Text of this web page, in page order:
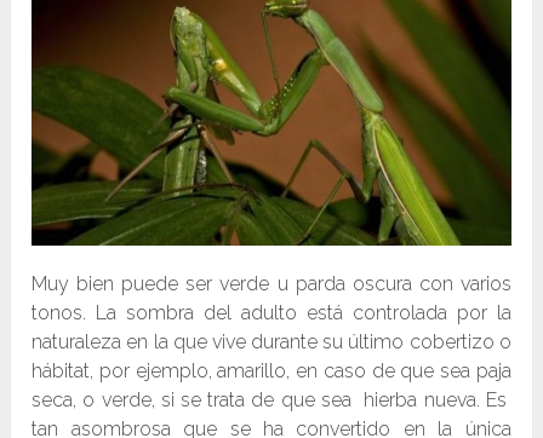
Muy bien puede ser verde u parda oscura con varios
tonos. La sombra del adulto está controlada por la
naturaleza en la que vive durante su último cobertizo o
hábitat, por ejemplo, amarillo, en caso de que sea paja
seca, o verde, si se trata de que sea hierba nueva. Es
tan asombrosa que se ha convertido en la única